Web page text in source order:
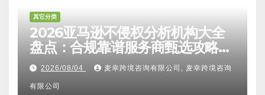
其它分类
2026亚马逊不侵权分析机构大全
盘点：合规靠谱服务商甄选攻略、
避坑FAQ及标杆机构实力详解
2026/08/04 麦幸跨境咨询有限公司, 麦幸跨境咨询
有限公司